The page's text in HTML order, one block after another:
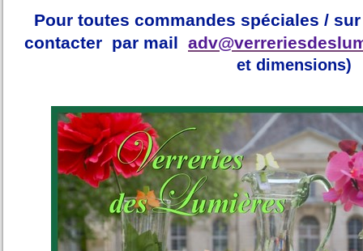
Pour toutes commandes spéciales /
contacter par mail
et dimensions)